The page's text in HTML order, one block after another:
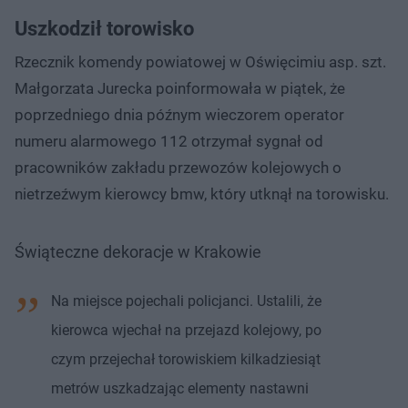
Uszkodził torowisko
Rzecznik komendy powiatowej w Oświęcimiu asp. szt.
Małgorzata Jurecka poinformowała w piątek, że
poprzedniego dnia późnym wieczorem operator
numeru alarmowego 112 otrzymał sygnał od
pracowników zakładu przewozów kolejowych o
nietrzeźwym kierowcy bmw, który utknął na torowisku.
Świąteczne dekoracje w Krakowie
Na miejsce pojechali policjanci. Ustalili, że
kierowca wjechał na przejazd kolejowy, po
czym przejechał torowiskiem kilkadziesiąt
metrów uszkadzając elementy nastawni